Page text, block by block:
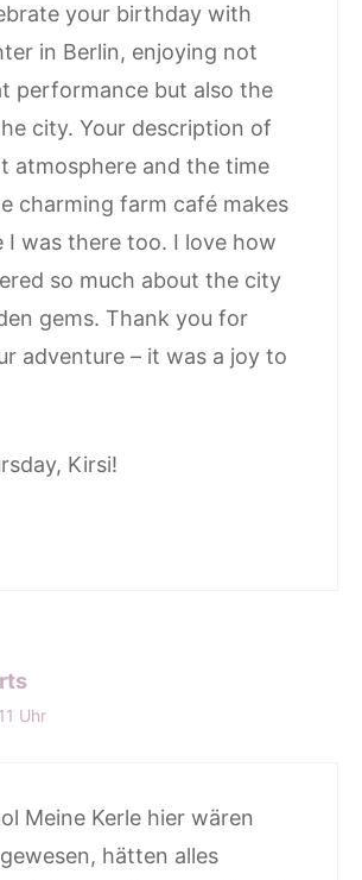
your birthday with
in Berlin, enjoying not
performance but also the
city. Your description of
atmosphere and the time
charming farm café makes
I was there too. I love how
so much about the city
gems. Thank you for
adventure – it was a joy to
Kirsi!
Uhr
Meine Kerle hier wären
hätten alles